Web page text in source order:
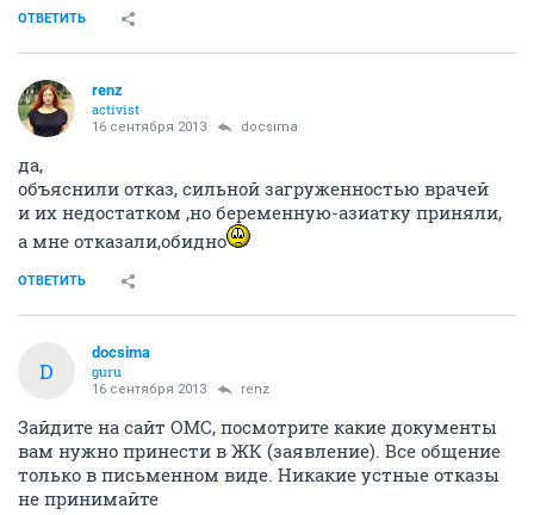
ОТВЕТИТЬ
renz
activist
16 сентября 2013 docsima
да,
объяснили отказ, сильной загруженностью врачей
и их недостатком ,но беременную-азиатку приняли,
а мне отказали,обидно
ОТВЕТИТЬ
D
docsima
guru
16 сентября 2013 renz
Зайдите на сайт ОМС, посмотрите какие документы
вам нужно принести в ЖК (заявление). Все общение
только в письменном виде. Никакие устные отказы
не принимайте